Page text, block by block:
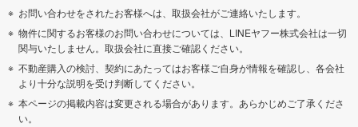
お問い合わせをされたお客様へは、取扱会社がご連絡いたします。
物件に関するお客様のお問い合わせについては、LINEヤフー株式会社は一切
関与いたしません。取扱会社に直接ご確認ください。
不動産購入の検討、契約にあたってはお客様ご自身が情報を確認し、各会社
より十分な説明を受け判断してください。
本ページの掲載内容は変更される場合があります。あらかじめご了承くださ
い。